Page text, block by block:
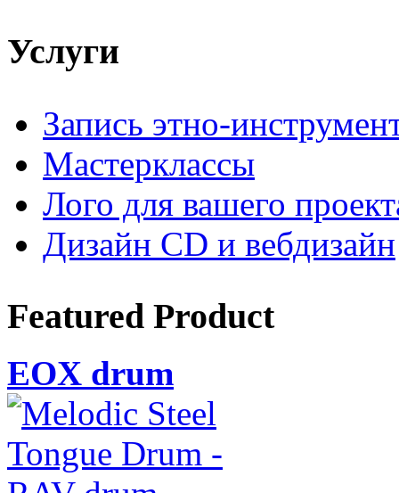
Услуги
Запись этно-
Мастерклассы
Лого для вашего
Дизайн CD и вебдизайн
Featured Product
EOX drum